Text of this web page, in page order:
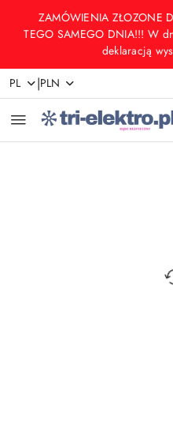
Przejdź do treści
Przejdź do
Przejdź do moje konto
Przejdź do menu
Przejdź do opisu
Przejdź do stopki
ZAMÓWIENIA ZŁOZONE
TEGO SAMEGO DNIA!!! W
deklaracją
PL |PLN